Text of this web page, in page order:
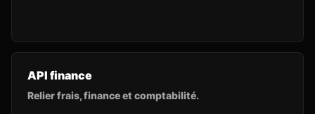
API finance
Relier frais, finance et comptabilité.